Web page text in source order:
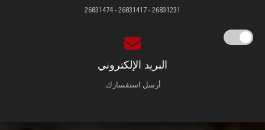
26831231 - 26831417 - 26831474
البريد الإلكتروني
أرسل استفسارك.